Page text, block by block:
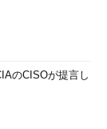
のCISOが提言し